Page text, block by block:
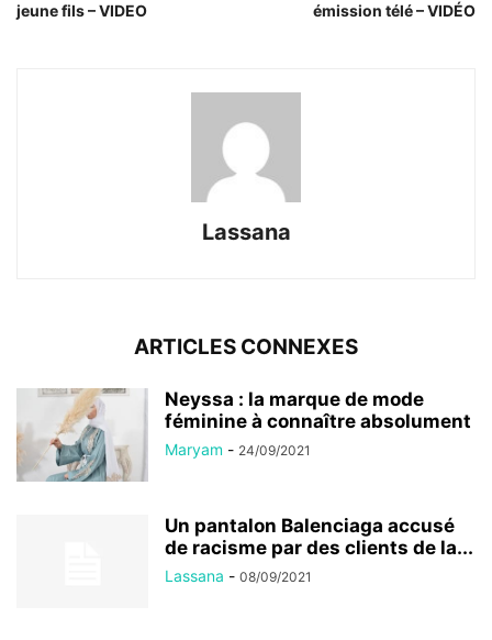
jeune fils – VIDEO
émission télé – VIDÉO
Lassana
ARTICLES CONNEXES
Neyssa : la marque de mode
féminine à connaître absolument
Maryam - 24/09/2021
Un pantalon Balenciaga accusé
de racisme par des clients de la...
Lassana - 08/09/2021